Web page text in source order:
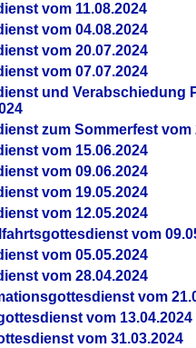
vom 11.08.2024
vom 04.08.2024
vom 20.07.2024
vom 07.07.2024
und Verabschiedung
zum Sommerfest vom
vom 15.06.2024
vom 09.06.2024
vom 19.05.2024
vom 12.05.2024
vom
vom 05.05.2024
vom 28.04.2024
vom
vom 13.04.2024
vom 31.03.2024